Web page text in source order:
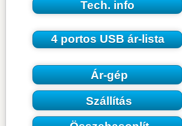
Tech. info
4 portos USB ár-lista
Ár-gép
Szállítás